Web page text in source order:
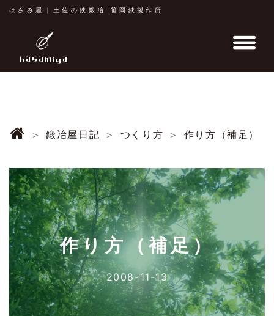
はさみ屋｜土佐の鋏鍛冶 笹岡鋏製作所
鍛冶屋日記 つくり方 作り方（補足）
作り方（補足）
2008-11-13